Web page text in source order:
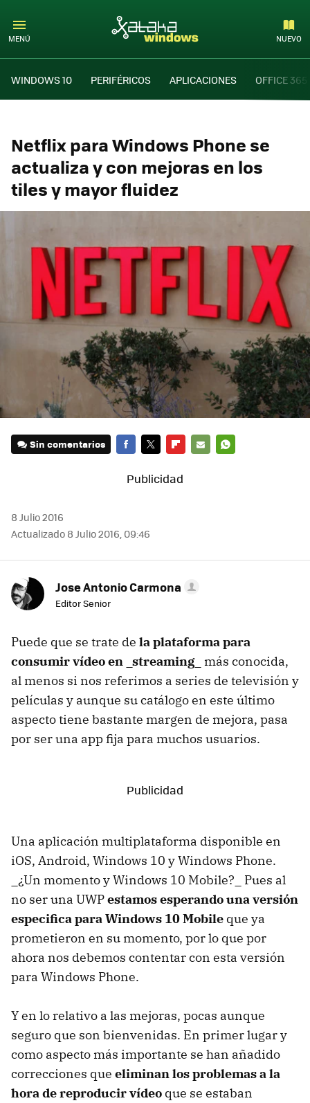
MENÚ NUEVO
WINDOWS 10 PERIFÉRICOS APLICACIONES OFFICE 365
Netflix para Windows Phone se
actualiza y con mejoras en los
tiles y mayor fluidez
Sin comentarios
8 Julio 2016
Actualizado 8 Julio 2016, 09:46
Jose Antonio Carmona
Editor Senior
Puede que se trate de la plataforma para
consumir vídeo en _streaming_
más conocida,
al menos si nos referimos a series de televisión y
películas y aunque su catálogo en este último
aspecto tiene bastante margen de mejora, pasa
por ser una app fija para muchos usuarios.
Una aplicación multiplataforma disponible en
iOS, Android, Windows 10 y Windows Phone.
_¿Un momento y Windows 10 Mobile?_ Pues al
no ser una UWPestamos esperando una versión
especifica para Windows 10 Mobile que ya
prometieron en su momento, por lo que por
ahora nos debemos contentar con esta versión
para Windows Phone.
Y en lo relativo a las mejoras, pocas aunque
seguro que son bienvenidas. En primer lugar y
como aspecto más importante se han añadido
correcciones que eliminan los problemas a la
hora de reproducir vídeo que se estaban